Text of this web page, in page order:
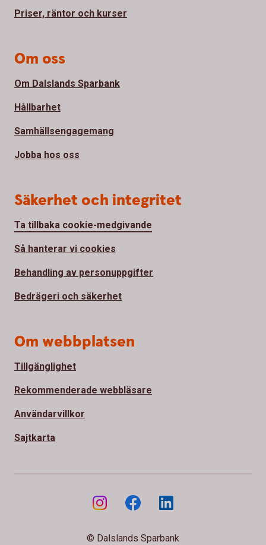
Priser, räntor och kurser
Om oss
Om Dalslands Sparbank
Hållbarhet
Samhällsengagemang
Jobba hos oss
Säkerhet och integritet
Ta tillbaka cookie-medgivande
Så hanterar vi cookies
Behandling av personuppgifter
Bedrägeri och säkerhet
Om webbplatsen
Tillgänglighet
Rekommenderade webbläsare
Användarvillkor
Sajtkarta
© Dalslands Sparbank